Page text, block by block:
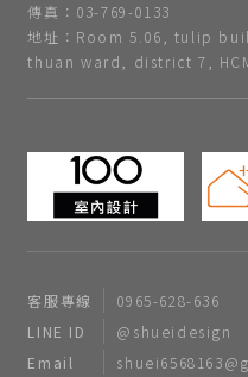
傳真：03-769-0133
地址：Room 5.06, tulip
thuan ward, district 7,
客服專線
0965-628-636
LINE ID
@shueidesign
Email